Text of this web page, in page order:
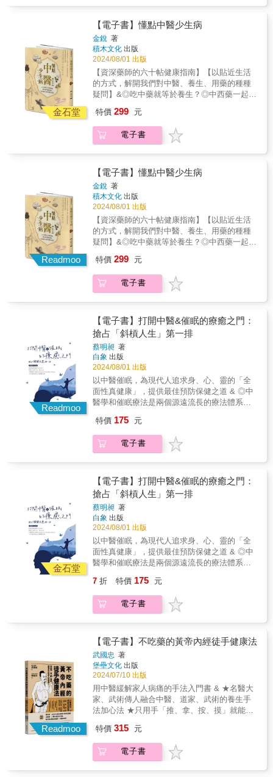
像汗、吐、下三法這樣以祛邪為特性，而是通
過調和，使人體正氣和外界邪氣之間取得某種
和平，也使人體各個臟腑在功能運轉上達到某
種和諧； 溫法和清法是兩種完全相反的治
法。溫是溫熱的意思，而清則是清涼的意思。
溫法當然就是用來治療寒證的，而清法就是用
來治療熱證； 消法是去除人體內部病理積
滯的一種治療方法； 補法是用於治療人體
氣、血、陰、陽等基本物質虧損或是臟腑功能
和嗅味來獲取疾病信息的方法被稱為「聞
診」。咳嗽是一種有聲音的疾病，而且這個聲
音往往又含有很多有關疾病的有用信息。如咳
來止咳；如果乾咳無痰的，就應該滋陰潤肺以
止咳；而如果咳嗽聲就像敲破鼓，發出「空
空」的聲音的，那就要用滋陰潛陽的方法來治
療了。 作者朋友的父親咳嗽半個多月不
癒，打電話向作者諮詢。在電話裡看不到舌
苔，也摸不到脈象，只聽咳嗽聲，正是那種
「空空」的如擊敗鼓的「破聲」。朋友的父親
烏梅，每次吃三至五顆，一天兩次。第一天吃
完，咳嗽就好像明顯減輕了，第三天就基本不
咳了。 原來從咳嗽的聲音特徵看，屬於陰
種咳嗽。一味平常的食物，治療好了半個多月
的咳嗽，這就是中醫聽聲斷病的奇效。 情
志與五臟有什麼關係？ 喜、怒、憂、思、
恐這五種最具有代表意義的情志變化，稱之為
「五志」。情志的變化往往是外界信息影響下
五臟精氣發生變化的結果，我們既可以通過情
志的變化來推測五臟精氣的充足程度和活動狀
態，也可以通過調節五臟精氣來實現對情志的
改變。 過喜會損耗心臟精氣，導致心臟功
能失調；過怒會損耗肝臟精氣，導致肝臟功能
調；過憂（悲）會損耗肺臟精氣，導致肺臟功
能失調；過恐會損耗腎臟精氣，導致腎臟功能
失調等等。這就是所謂怒則氣上、喜則氣緩
則氣下。 通過調節五臟精氣的方法，我們
能治療各種情志疾病。如急躁易怒是肝中精氣
過旺的表現，可以通過瀉肝火的方法來治療；
思慮難解是脾中精氣不足的表現，可以通過健
運脾土的方法來治療。
而分別採用「補虛」或是「祛邪」的治療方
富多彩的治法，清代醫家程鐘齡根據歷代醫家
的治療經驗，歸納出八種主要的治法，這就是
沿用至今的「治病八法」：汗法、吐法、下
法、和法、溫法、清法、消法和補法。 汗
法，就是通過發汗來治療疾病的一種方法；
吐法是通過藥物以及外界刺激，使人體產生嘔
吐以去除停留在咽喉、胸膈、胃脘等部位的痰
是通過通大便這種方式，使停留在人體下部的
宿食、燥屎、冷積、瘀血、結痰、水飲等病理
物質從下竅排出，達到祛邪除病目的的一種治
像汗、吐、下三法這樣以祛邪為特性，而是通
過調和，使人體正氣和外界邪氣之間取得某種
和平，也使人體各個臟腑在功能運轉上達到某
種和諧； 溫法和清法是兩種完全相反的治
法。溫是溫熱的意思，而清則是清涼的意思。
溫法當然就是用來治療寒證的，而清法就是用
來治療熱證； 消法是去除人體內部病理積
滯的一種治療方法； 補法是用於治療人體
氣、血、陰、陽等基本物質虧損或是臟腑功能
和嗅味來獲取疾病信息的方法被稱為「聞
診」。咳嗽是一種有聲音的疾病，而且這個聲
音往往又含有很多有關疾病的有用信息。如咳
來止咳；如果乾咳無痰的，就應該滋陰潤肺以
止咳；而如果咳嗽聲就像敲破鼓，發出「空
空」的聲音的，那就要用滋陰潛陽的方法來治
療了。 作者朋友的父親咳嗽半個多月不
癒，打電話向作者諮詢。在電話裡看不到舌
苔，也摸不到脈象，只聽咳嗽聲，正是那種
「空空」的如擊敗鼓的「破聲」。朋友的父親
嫌熬中藥太麻煩，作者就教他去超市買些蜜餞
完，咳嗽就好像明顯減輕了，第三天就基本不
咳了。 原來從咳嗽的聲音特徵看，屬於陰
虛陽浮，烏梅味酸，具有收斂攝納的作用，能
使浮越的元陽重新潛藏到腎中，所以能治癒這
的咳嗽，這就是中醫聽聲斷病的奇效。 情
志與五臟有什麼關係？ 喜、怒、憂、思、
恐這五種最具有代表意義的情志變化，稱之為
「五志」。情志的變化往往是外界信息影響下
五臟精氣發生變化的結果，我們既可以通過情
志的變化來推測五臟精氣的充足程度和活動狀
態，也可以通過調節五臟精氣來實現對情志的
改變。 過喜會損耗心臟精氣，導致心臟功
能失調；過怒會損耗肝臟精氣，導致肝臟功能
失調；過思會損耗脾臟精氣，導致脾臟功能失
調；過憂（悲）會損耗肺臟精氣，導致肺臟功
能失調；過恐會損耗腎臟精氣，導致腎臟功能
失調等等。這就是所謂怒則氣上、喜則氣緩
能治療各種情志疾病。如急躁易怒是肝中精氣
過旺的表現，可以通過瀉肝火的方法來治療；
思慮難解是脾中精氣不足的表現，可以通過健
運脾土的方法來治療。
康，遠離常見疾病的困擾。全書從《黃帝內
中醫典籍中挖掘精華，結合作者五十餘年的研
究經驗，幫助讀者建立正確的養生觀，找到適
合自己體質的養生方法，並教讀者學會辨偽去
妄，揭開一些養生謠言的神祕面紗。●為什麼腦
中風的年輕人越來越多？●有哪些習慣，正在偷
偷扼殺你的健康？●當心保健品越吃越虛！●睡
眠不好的後果，不單單是老得快？●真正的養生
氣出來的！●排除體內毒，去疼痛、防癌症！●
吃完飯就躺在床上，竟然有三大壞處！●為什麼
說做運動，要符合天時、地利、人和？
瘀、火、毒，並具體告訴讀者預防和破解的方
法，健康活過一百歲。＊針對當下壓力大、抑
鬱症多發的情況，告訴讀者如何通過中醫獨到
的情志調理法改善不良情緒，不生氣就不會生
病。＊教讀者掌握補氣血、調陰陽、防大病的
方法和妙招，解決99%的健康隱患。＊針對男
性和女性不同的生理特點，給出對應的養生方
案，讀者可以根據自身情況對號入座，精準調
理。＊針對日常生活中的常見病，給出對症調
當下上班族養生熱的趨勢，針對工作節奏快、
生活壓力大、生活及飲食不規律等諸多現象，
提出全新的養生指導方案，幫助讀者擺脫亞健
康，遠離常見疾病的困擾。全書從《黃帝內
經》、《傷寒雜病論》、《本草綱目》等傳統
中醫典籍中挖掘精華，結合作者五十餘年的研
究經驗，幫助讀者建立正確的養生觀，找到適
合自己體質的養生方法，並教讀者學會辨偽去
妄，揭開一些養生謠言的神祕面紗。●為什麼腦
中風的年輕人越來越多？●有哪些習慣，正在偷
偷扼殺你的健康？●當心保健品越吃越虛！●睡
眠不好的後果，不單單是老得快？●真正的養生
不是吃吃喝喝，而是養神！●絕大多數的病都是
氣出來的！●排除體內毒，去疼痛、防癌症！●
吃完飯就躺在床上，竟然有三大壞處！●為什麼
金石堂
【電子書】懂點中醫少生病
金銳 著
積木文化 出版
2024/08/01 出版
【資深藥師的六十帖健康指南】【以貼近生活
的方式，解開我們對中醫、養生、用藥的種種
疑問】&◎吃中藥就等於養生？◎中西藥一起
火失衡？◎天王補心丹和牛黃清心丸的「心」
是同一個「心」嗎？&「有病好好治病，沒病好
好吃飯。」&感冒好不了？對「證」下藥才能藥
知識變成常識，守護自己和家人的健康，比想
像中簡單！&【本書特色】◆既是知名藥師的中
醫漫談，也是寫給普通人的科普書。◆從細微
處入手，解答日常生活中常見的疾病和用藥疑
問。◆分析個案，追溯中醫的文化源流，見樹
又見林。&【理】人與自然是一個整體【法】治
療一步到位【方】字裡行間藏著的秘密【藥】
吃得貴不如吃得對&中醫藥愈來愈普及，但五花
八門的保健資訊，坊間令人眼花繚亂的保健
痛或體質，對症下藥。本書立足於「中醫治的
不是病，而是病人」、「以正養正，以偏糾
偏」的經典理念，展開一連串親切、貼心的問
據，帶我們走出生活中經常碰到的中醫藥誤
區。超過六十篇小科普，就像一帖帖處方箋，
總有一帖可以消除你的困惑！&【專業推薦】許
仁明／璞真中醫診所院長高定一／長庚紀念醫
院中醫部主治醫師小末醫師／本末中醫院長&小
末醫師（本末中醫院長）：「中醫的治病特長
是即使相同病症也會因人因時因地制宜給予差
異性治療，本書即建立在此基礎上，強調任何
醫須有的正確觀念。」
特價 299 元
電子書
Readmoo
【電子書】懂點中醫少生病
金銳 著
積木文化 出版
2024/08/01 出版
【資深藥師的六十帖健康指南】【以貼近生活
的方式，解開我們對中醫、養生、用藥的種種
疑問】&◎吃中藥就等於養生？◎中西藥一起
火失衡？◎天王補心丹和牛黃清心丸的「心」
是同一個「心」嗎？&「有病好好治病，沒病好
好吃飯。」&感冒好不了？對「證」下藥才能藥
知識變成常識，守護自己和家人的健康，比想
像中簡單！&【本書特色】◆既是知名藥師的中
醫漫談，也是寫給普通人的科普書。◆從細微
處入手，解答日常生活中常見的疾病和用藥疑
問。◆分析個案，追溯中醫的文化源流，見樹
又見林。&【理】人與自然是一個整體【法】治
療一步到位【方】字裡行間藏著的秘密【藥】
吃得貴不如吃得對&中醫藥愈來愈普及，但五花
八門的保健資訊，坊間令人眼花繚亂的保健
品、中成藥，都讓我們難以好好審視自己的病
不是病，而是病人」、「以正養正，以偏糾
偏」的經典理念，展開一連串親切、貼心的問
答，自成體系，卻又通俗易懂，以個案與數
區。超過六十篇小科普，就像一帖帖處方箋，
總有一帖可以消除你的困惑！&【專業推薦】許
仁明／璞真中醫診所院長高定一／長庚紀念醫
院中醫部主治醫師小末醫師／本末中醫院長&小
末醫師（本末中醫院長）：「中醫的治病特長
是即使相同病症也會因人因時因地制宜給予差
異性治療，本書即建立在此基礎上，強調任何
用藥都應該經過專業的整體辨證，正是看待中
特價 299 元
電子書
Readmoo
【電子書】打開中醫&催眠的療癒之門：
搶占「斜槓人生」第一排
蔡明昶 著
白象 出版
2024/08/01 出版
以中醫催眠，為現代人追求身、心、靈的「全
面性真健康」，提供最佳預防保健之道 & ◎中
醫學和催眠療法是兩個源遠流長的療法體系，
卻有著共通之處，也都致力於幫助人們達到平
衡和健康。 ◎作者將這兩個領域結合在一起，
通過深入淺出的文字和豐富的案例分析，介紹
大白話 陰陽是蝦咪碗糕（是什麼？） 催眠vs.
前世今生、觀元辰宮 中醫催眠穴道療法
（Hypnotic Meridian Points） 小白也能成為身
心靈療癒大師 & 本書不僅是一本關於中醫和健
康、催眠的專業指南， 更是一本自我探索與生
命成長的啟發之書。 通過學習中醫與催眠的知
識和技巧， 讀者將更好地認識自己的身心狀
態， 找到解決問題的方法，提升生活品質，實
現個人發展。 & 本書也提到一些「輔助療法」
及「心靈療癒」， 除了探索身心靈整合的奧
也提及一些超自然或有些「玄」的民俗活動，
作者解釋了諸如觀落陰及觀元辰宮的玄密和效
用， 有興趣的讀者可以從中得到這方面的知識
特價 175 元
電子書
金石堂
【電子書】打開中醫&催眠的療癒之門：
搶占「斜槓人生」第一排
蔡明昶 著
白象 出版
2024/08/01 出版
以中醫催眠，為現代人追求身、心、靈的「全
面性真健康」，提供最佳預防保健之道 & ◎中
醫學和催眠療法是兩個源遠流長的療法體系，
卻有著共通之處，也都致力於幫助人們達到平
衡和健康。 ◎作者將這兩個領域結合在一起，
通過深入淺出的文字和豐富的案例分析，介紹
大白話 陰陽是蝦咪碗糕（是什麼？） 催眠vs.
前世今生、觀元辰宮 中醫催眠穴道療法
（Hypnotic Meridian Points） 小白也能成為身
心靈療癒大師 & 本書不僅是一本關於中醫和健
康、催眠的專業指南， 更是一本自我探索與生
命成長的啟發之書。 通過學習中醫與催眠的知
識和技巧， 讀者將更好地認識自己的身心狀
態， 找到解決問題的方法，提升生活品質，實
現個人發展。 & 本書也提到一些「輔助療法」
祕，也讓預防保健領域更為全面。 另外，書中
也提及一些超自然或有些「玄」的民俗活動，
作者解釋了諸如觀落陰及觀元辰宮的玄密和效
7 折 特價 175 元
電子書
Readmoo
【電子書】不吃藥的黃帝內經徒手健康法
武國忠 著
堡壘文化 出版
2024/07/10 出版
用中醫緩解家人病痛的手法入門書 & ★名醫大
家、武術傳人融合中醫、道家、武術的養生手
法加心法 ★只用手「推、拿、按、摸」就能自
診，中醫理療整合 ⿻ 真人圖解穴位手法，簡單
好懂易參照 ⿻ 治療與預防，全面的身心健康醫
療觀 & & 本書三大重要觀念
特價 315 元
電子書